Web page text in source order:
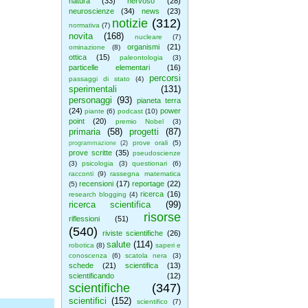
neuroscienze
(34) news (23)
normativa (7) notizie (312)
novita (168) nucleare
(7)
ominazione
(8) organismi
(21)
ottica
(15) paleontologia (3)
particelle elementari (16)
passaggi di stato (4)
percorsi
sperimentali
(131)
personaggi (93)
pianeta terra
(24) piante (6) podcast (10) power
point
(20) premio Nobel (3)
primaria (58) progetti (87)
programmazione (2) prove orali (5)
prove scritte (35) pseudoscienze
(3)
psicologia (3) questionari
(6)
racconti (9) rassegna matematica
(5) recensioni (17) reportage (22)
research blogging (4) ricerca (16)
ricerca scientifica (99)
riflessioni (51)
risorse
(540)
riviste scientifiche (26)
robotica (8) salute (114) saperi e
conoscenza
(6) scatola nera (3)
schede (21) scientifica
(13)
scientificando
(12)
scientifiche (347)
scientifici (152) scientifico (7)